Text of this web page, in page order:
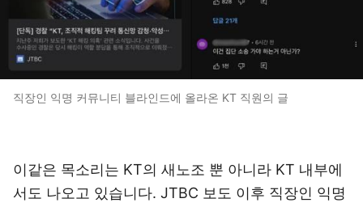
직장인 익명 커뮤니티 블라인드에 올라온 KT 직원의 글
이같은 목소리는 KT의 새노조 뿐 아니라 KT 내부에
서도 나오고 있습니다. JTBC 보도 이후 직장인 익명